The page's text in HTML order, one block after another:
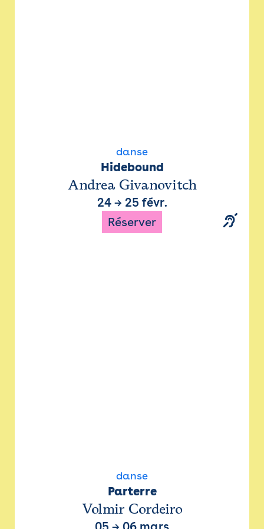
danse
Hidebound
Andrea Givanovitch
24→ 25 févr.
Réserver
danse
Parterre
Volmir Cordeiro